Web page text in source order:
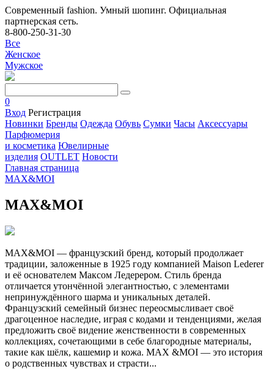
Современный fashion. Умный шопинг. Официальная
партнерская сеть.
8-800-250-31-30
Все
Женское
Мужское
0
Вход Регистрация
Новинки Бренды Одежда Обувь Сумки Часы Аксессуары
Парфюмерия
и косметика Ювелирные
изделия OUTLET Новости
Главная страница
MAX&MOI
MAX&MOI
MAX&MOI — французский бренд, который продолжает
традиции, заложенные в 1925 году компанией Maison Lederer
и её основателем Максом Ледерером. Стиль бренда
отличается утончённой элегантностью, с элементами
непринуждённого шарма и уникальных деталей.
Французский семейный бизнес переосмысливает своё
драгоценное наследие, играя с кодами и тенденциями, желая
предложить своё видение женственности в современных
коллекциях, сочетающими в себе благородные материалы,
такие как шёлк, кашемир и кожа. MAX &MOI — это история
о родственных чувствах и страсти...